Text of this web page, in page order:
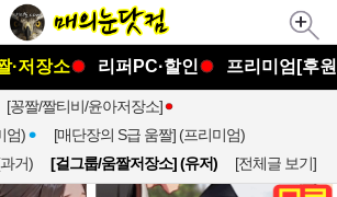
·저장소 리퍼PC·할인 프리미엄[후
[꽁짤/짤티비/윤아저장소]
엄)
[매단장의 S급 움짤] (프리미엄)
거)
[걸그룹/움짤저장소] (유저) [전체글 보기]